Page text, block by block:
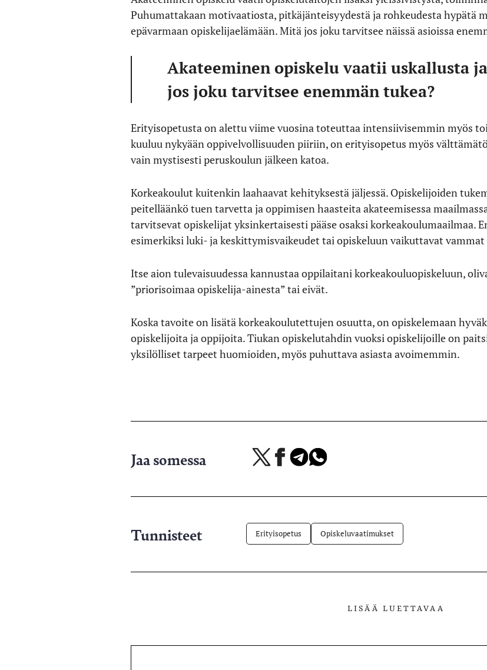
Puhumattakaan motivaatiosta, pitkäjänteisyydestä ja rohkeudesta hypätä
epävarmaan opiskelijaelämään. Mitä jos joku tarvitsee näissä asioissa
Akateeminen opiskelu vaatii uskallusta
jos joku tarvitsee enemmän tukea?
Erityisopetusta on alettu viime vuosina toteuttaa intensiivisemmin myös
kuuluu nykyään oppivelvollisuuden piiriin, on erityisopetus myös
vain mystisesti peruskoulun jälkeen katoa.
Korkeakoulut kuitenkin laahaavat kehityksestä jäljessä. Opiskelijoiden
peitelläänkö tuen tarvetta ja oppimisen haasteita akateemisessa
tarvitsevat opiskelijat yksinkertaisesti pääse osaksi korkeakoulumaailmaa.
esimerkiksi luki- ja keskittymisvaikeudet tai opiskeluun vaikuttavat
Itse aion tulevaisuudessa kannustaa oppilaitani korkeakouluopiskeluun,
”priorisoimaa opiskelija-ainesta” tai eivät.
Koska tavoite on lisätä korkeakoulutettujen osuutta, on opiskelemaan
opiskelijoita ja oppijoita. Tiukan opiskelutahdin vuoksi opiskelijoille on
yksilölliset tarpeet huomioiden, myös puhuttava asiasta avoimemmin.
Jaa somessa
Jaa
palvelussa
Jaa Jaa Jaa
Tunnisteet Erityisopetus Opiskeluvaatimukset
LISÄÄ LUETTAVAA